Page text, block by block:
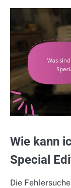
Wie kann
Special
Die